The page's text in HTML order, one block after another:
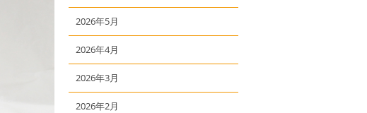
2026年5月
2026年4月
2026年3月
2026年2月